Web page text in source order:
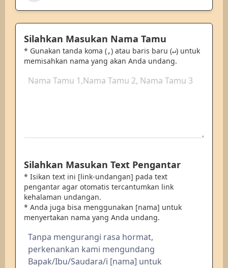
Silahkan Masukan Nama Tamu
* Gunakan tanda koma (,) atau baris baru (↵) untuk
memisahkan nama yang akan Anda undang.
Silahkan Masukan Text Pengantar
* Isikan text ini [link-undangan] pada text
pengantar agar otomatis tercantumkan link
kehalaman undangan.
* Anda juga bisa menggunakan [nama] untuk
menyertakan nama yang Anda undang.